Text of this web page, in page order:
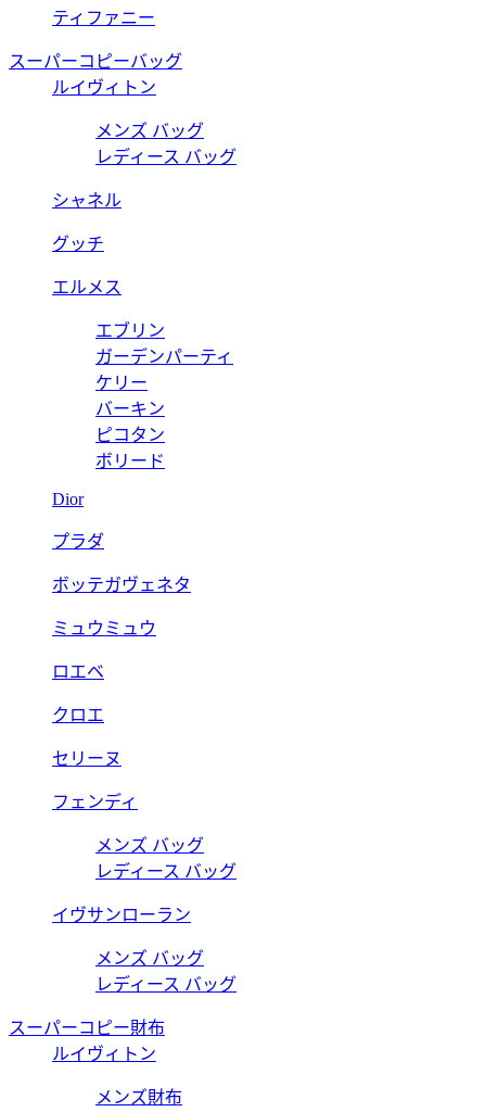
ティファニー
スーパーコピーバッグ
ルイヴィトン
メンズ バッグ
レディース バッグ
シャネル
グッチ
エルメス
エブリン
ガーデンパーティ
ケリー
バーキン
ピコタン
ボリード
Dior
プラダ
ボッテガヴェネタ
ミュウミュウ
ロエベ
クロエ
セリーヌ
フェンディ
メンズ バッグ
レディース バッグ
イヴサンローラン
メンズ バッグ
レディース バッグ
スーパーコピー財布
ルイヴィトン
メンズ財布